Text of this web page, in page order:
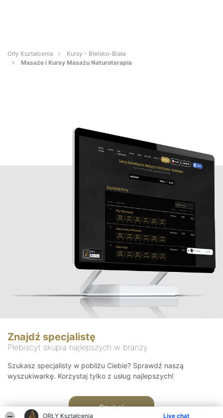
ORŁY Kształcenia Live chat
Orły Kształcenia
Kursy - Bielsko-Biała
Masaże i Kursy Masażu Naturoterapia
Znajdź specjalistę
Plebiscyt skupia najlepszych w branży
Szukasz specjalisty w pobliżu Ciebie? Sprawdź naszą
wyszukiwarkę. Korzystaj tylko z usług najlepszych!
Szukaj